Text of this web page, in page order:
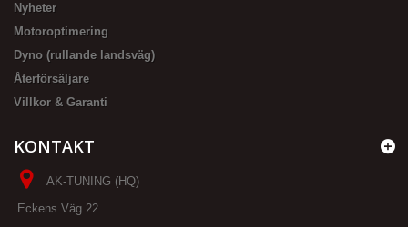
Nyheter
Motoroptimering
Dyno (rullande landsväg)
Återförsäljare
Villkor & Garanti
KONTAKT
AK-TUNING (HQ)
Eckens Väg 22